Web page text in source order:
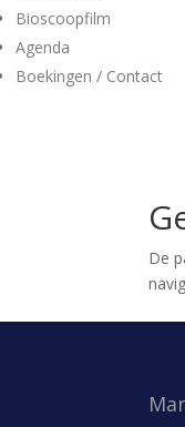
Bioscoopfilm
Agenda
Boekingen / Contact
De